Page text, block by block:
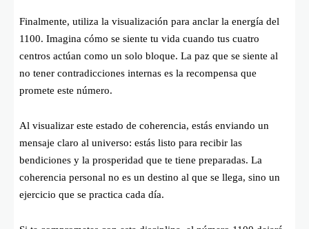
Finalmente, utiliza la visualización para anclar la energía del
1100. Imagina cómo se siente tu vida cuando tus cuatro
centros actúan como un solo bloque. La paz que se siente al
no tener contradicciones internas es la recompensa que
promete este número.
Al visualizar este estado de coherencia, estás enviando un
mensaje claro al universo: estás listo para recibir las
bendiciones y la prosperidad que te tiene preparadas. La
coherencia personal no es un destino al que se llega, sino un
ejercicio que se practica cada día.